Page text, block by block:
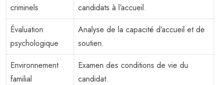
criminels
candidats à l’accueil.
Évaluation
psychologique
Analyse de la capacité d’accueil et de
soutien.
Environnement
familial
Examen des conditions de vie du
candidat.